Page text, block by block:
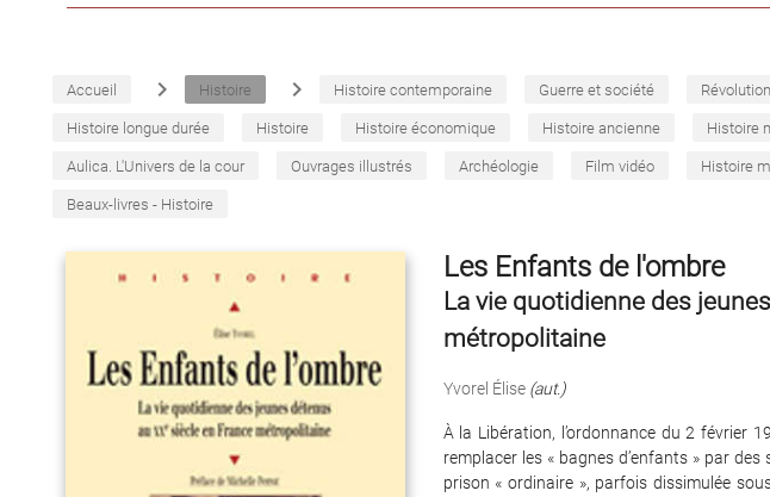
Accueil navigate_next Histoire navigate_next Histoire contemporaine Guerre et société
Histoire longue durée Histoire Histoire économique Histoire ancienne Histoire
Aulica. L'Univers de la cour Ouvrages illustrés Archéologie Film vidéo Histoire
Beaux-livres - Histoire
Les Enfants de l'ombre
La vie quotidienne des
métropolitaine
Yvorel Élise (aut.)
À la Libération, l’ordonnance du 2 février
remplacer les « bagnes d’enfants » par
prison « ordinaire », parfois dissimulée